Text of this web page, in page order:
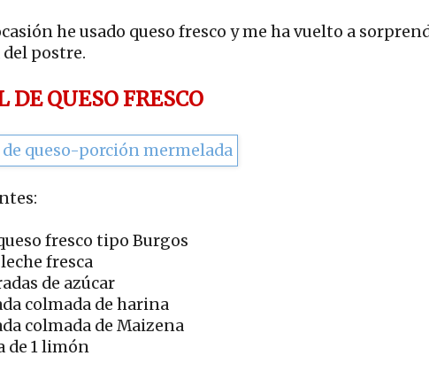
he usado queso fresco y me ha vuelto a
del postre.
DE QUESO FRESCO
fresco tipo Burgos
fresca
de azúcar
colmada de harina
colmada de Maizena
de 1 limón